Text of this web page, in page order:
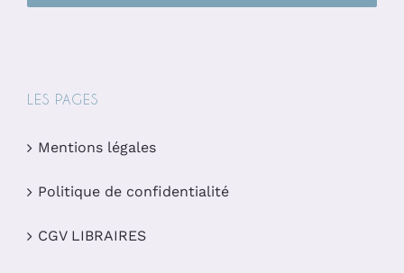
LES PAGES
Mentions légales
Politique de confidentialité
CGV LIBRAIRES